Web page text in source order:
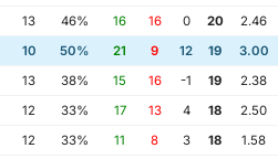
13 46% 16 16 0 20
2.46
10 50% 21 9 12 19
3.00
13 38% 15 16 -1 19
2.38
12 33% 17 13 4 18
2.50
12 33% 11 8 3 18
1.58